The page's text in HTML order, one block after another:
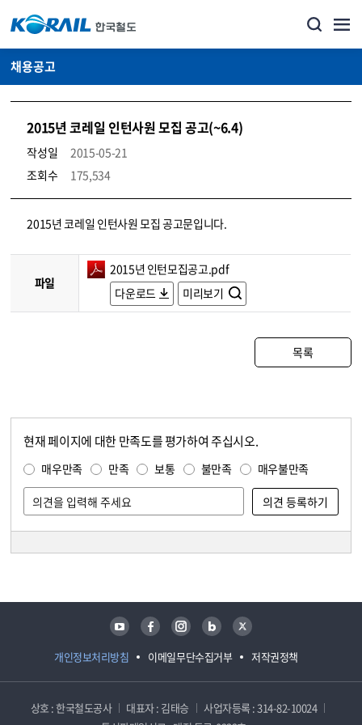
채용공고
2015년 코레일 인턴사원 모집 공고(~6.4)
작성일
2015-05-21
조회수
175,534
코레일소개_경영공시_채용공고 상세보기 – 내용, 파일, 담당자 연락처로 구성
2015년 코레일 인턴사원 모집 공고문입니다.
파일
2015년 인턴모집공고.pdf
다운로드
미리보기
목록
현재 페이지에 대한 만족도를 평가하여 주십시오.
매우만족 만족 보통 불만족 매우불만족
개인정보처리방침 이메일무단수집거부 저작권정책
유튜브 페이스북 인스타그램 블로그 트위터
상호 : 한국철도공사 대표자 : 김태승
사업자등록 : 314-82-10024